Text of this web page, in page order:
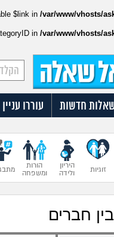
$link in /var/www/vhosts/
in /var/www/vhosts/
חדשות עוררו עניין
זוגיות
היריון
ולידה
הורות
ומשפחה
בין חברים